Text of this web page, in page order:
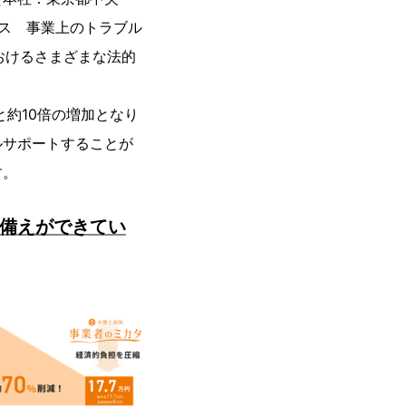
事業上のトラブル
るさまざまな法的
10倍の増加となり
ポートすることが
えができてい